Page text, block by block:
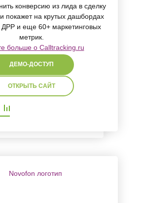
конверсию из лида в сделку
покажет на крутых дашбордах
ДРР и еще 60+ маркетинговых
метрик.
больше о Calltracking.ru
ДЕМО-ДОСТУП
ОТКРЫТЬ САЙТ